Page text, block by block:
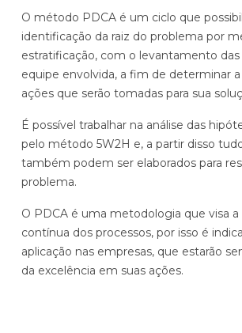
O método PDCA é um ciclo que
identificação da raiz do problema por
estratificação, com o levantamento
equipe envolvida, a fim de determinar a
ações que serão tomadas para sua
É possível trabalhar na análise das
pelo método 5W2H e, a partir disso
também podem ser elaborados para
problema.
O PDCA é uma metodologia que visa a
contínua dos processos, por isso é
aplicação nas empresas, que estarão
da excelência em suas ações.